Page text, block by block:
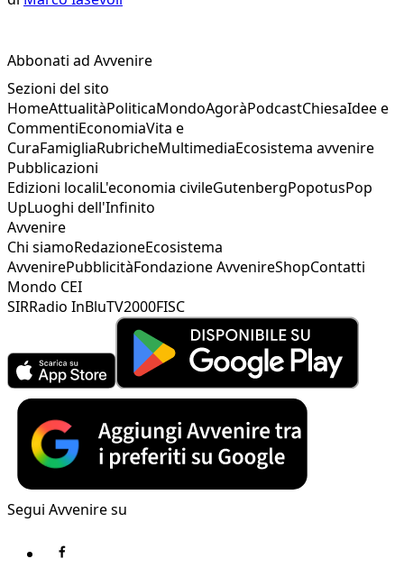
Abbonati ad Avvenire
Sezioni del sito
HomeAttualitàPoliticaMondoAgoràPodcastChiesaIdee e
CommentiEconomiaVita e
CuraFamigliaRubricheMultimediaEcosistema avvenire
Pubblicazioni
Edizioni localiL'economia civileGutenbergPopotusPop
UpLuoghi dell'Infinito
Avvenire
Chi siamoRedazioneEcosistema
AvvenirePubblicitàFondazione AvvenireShopContatti
Mondo CEI
SIRRadio InBluTV2000FISC
Segui Avvenire su